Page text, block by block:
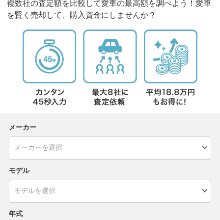
複数社の査定額を比較して愛車の最高額を調べよう！愛車
を賢く売却して、購入資金にしませんか？
メーカー
モデル
年式